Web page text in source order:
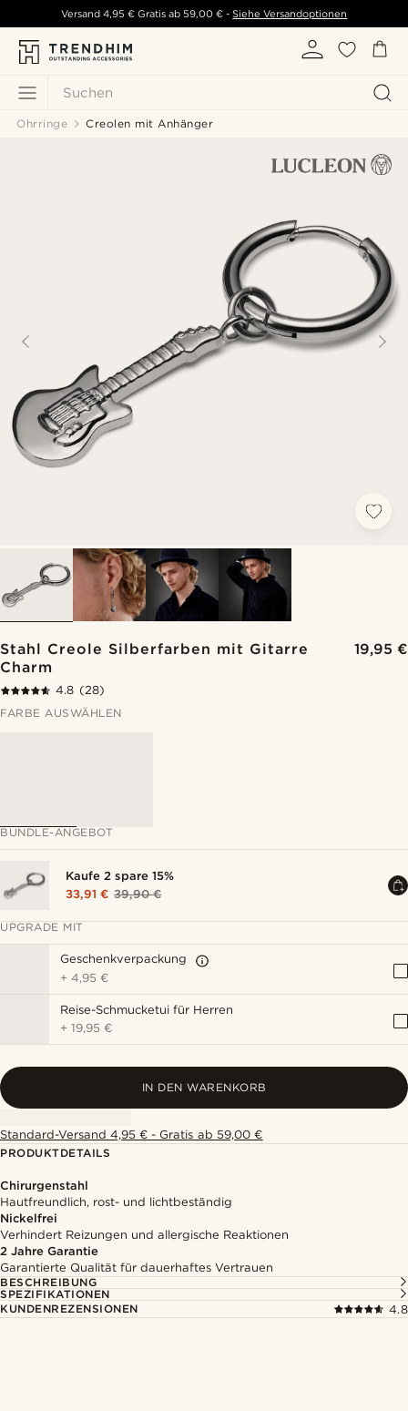
Suchen
Versand 4,95 € Gratis ab 59,00 € - Siehe Versandoptionen
Ohrringe Creolen mit Anhänger
Stahl Creole Silberfarben mit Gitarre
Charm
19,95 €
4.8 (28)
FARBE AUSWÄHLEN
BUNDLE-ANGEBOT
Kaufe 2 spare 15%
33,91 € 39,90 €
UPGRADE MIT
Geschenkverpackung
+4,95 €
Reise-Schmucketui für Herren
+19,95 €
IN DEN WARENKORB
Standard-Versand 4,95 € - Gratis ab 59,00 €
PRODUKTDETAILS
Chirurgenstahl
Hautfreundlich, rost- und lichtbeständig
Nickelfrei
Verhindert Reizungen und allergische Reaktionen
2 Jahre Garantie
Garantierte Qualität für dauerhaftes Vertrauen
BESCHREIBUNG
SPEZIFIKATIONEN
KUNDENREZENSIONEN
4.8